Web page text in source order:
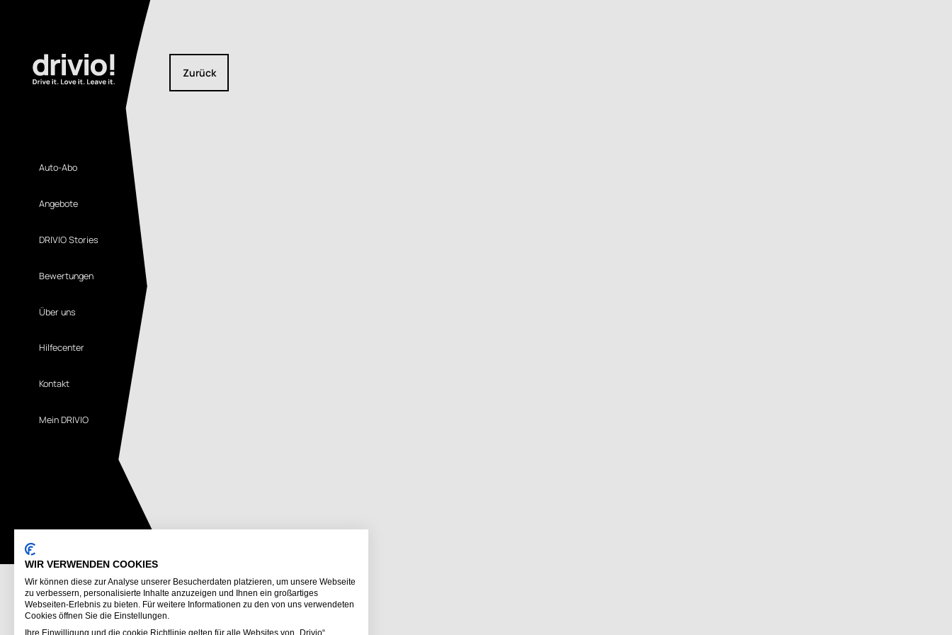
Auto-Abo
Angebote
DRIVIO Stories
Bewertungen
Über uns
Hilfecenter
Kontakt
Mein DRIVIO
Zurück
WIR VERWENDEN COOKIES
Wir können diese zur Analyse unserer Besucherdaten platzieren, um unsere Webseite
zu verbessern, personalisierte Inhalte anzuzeigen und Ihnen ein großartiges
Webseiten-Erlebnis zu bieten. Für weitere Informationen zu den von uns verwendeten
Cookies öffnen Sie die Einstellungen.
Ihre Einwilligung und die cookie Richtlinie gelten für alle Websites von „Drivio“,